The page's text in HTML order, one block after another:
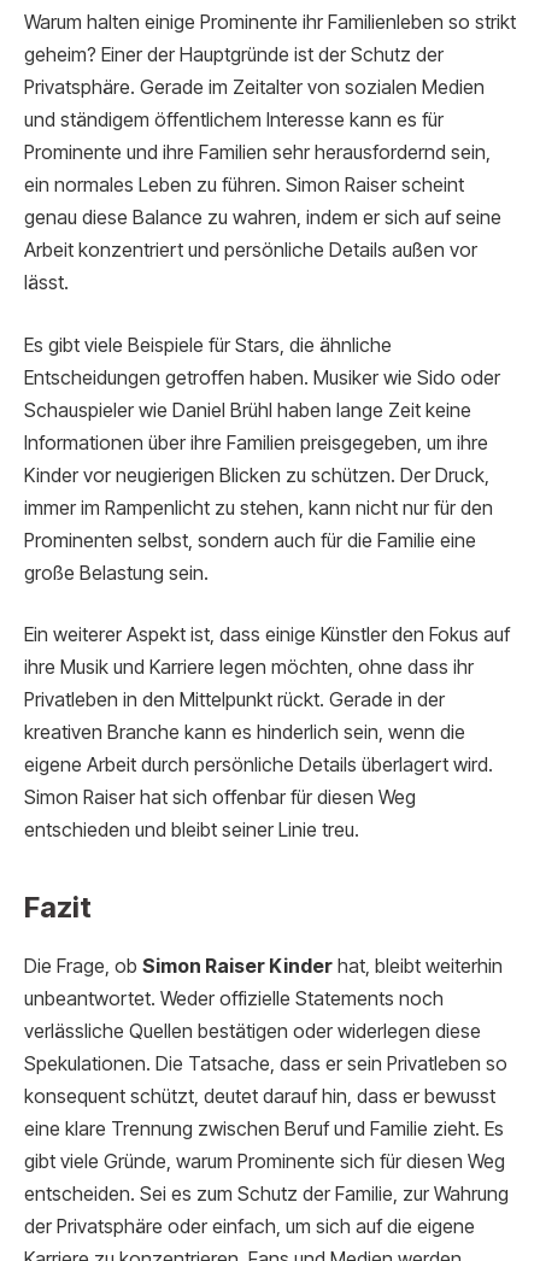
Warum halten einige Prominente ihr Familienleben so strikt
geheim? Einer der Hauptgründe ist der Schutz der
Privatsphäre. Gerade im Zeitalter von sozialen Medien
und ständigem öffentlichem Interesse kann es für
Prominente und ihre Familien sehr herausfordernd sein,
ein normales Leben zu führen. Simon Raiser scheint
genau diese Balance zu wahren, indem er sich auf seine
Arbeit konzentriert und persönliche Details außen vor
lässt.
Es gibt viele Beispiele für Stars, die ähnliche
Entscheidungen getroffen haben. Musiker wie Sido oder
Schauspieler wie Daniel Brühl haben lange Zeit keine
Informationen über ihre Familien preisgegeben, um ihre
Kinder vor neugierigen Blicken zu schützen. Der Druck,
immer im Rampenlicht zu stehen, kann nicht nur für den
Prominenten selbst, sondern auch für die Familie eine
große Belastung sein.
Ein weiterer Aspekt ist, dass einige Künstler den Fokus auf
ihre Musik und Karriere legen möchten, ohne dass ihr
Privatleben in den Mittelpunkt rückt. Gerade in der
kreativen Branche kann es hinderlich sein, wenn die
eigene Arbeit durch persönliche Details überlagert wird.
Simon Raiser hat sich offenbar für diesen Weg
entschieden und bleibt seiner Linie treu.
Fazit
Die Frage, ob Simon Raiser Kinder hat, bleibt weiterhin
unbeantwortet. Weder offizielle Statements noch
verlässliche Quellen bestätigen oder widerlegen diese
Spekulationen. Die Tatsache, dass er sein Privatleben so
konsequent schützt, deutet darauf hin, dass er bewusst
eine klare Trennung zwischen Beruf und Familie zieht. Es
gibt viele Gründe, warum Prominente sich für diesen Weg
entscheiden. Sei es zum Schutz der Familie, zur Wahrung
der Privatsphäre oder einfach, um sich auf die eigene